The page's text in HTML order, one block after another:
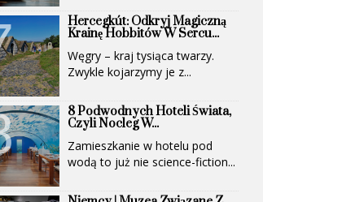
Hercegkút: Odkryj Magiczną
Krainę Hobbitów W Sercu...
Węgry – kraj tysiąca twarzy.
Zwykle kojarzymy je z...
8 Podwodnych Hoteli Świata,
Czyli Nocleg W...
Zamieszkanie w hotelu pod
wodą to już nie science-fiction...